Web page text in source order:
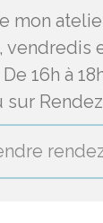
mon
vendredis
De 16h à
sur